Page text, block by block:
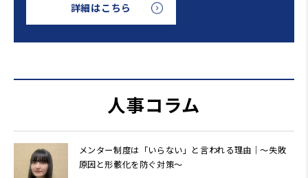
詳細はこちら
人事コラム
メンター制度は「いらない」と言われる理由｜～失敗
原因と形骸化を防ぐ対策～